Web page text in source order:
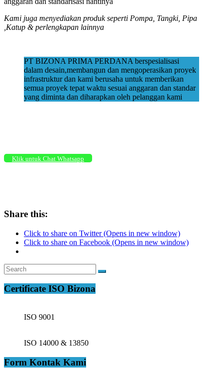
Kami juga menyediakan produk seperti Pompa, Tangki, Pipa
,Katup & perlengkapan lainnya
PT BIZONA PRIMA PERDANA berspesialisasi
dalam desain,membangun dan mengoperasikan proyek
infrastruktur dan kami berusaha untuk memberikan
semua proyek tepat waktu sesuai anggaran dan standar
yang diminta dan diharapkan oleh pelanggan kami
Klik untuk Chat Whatsapp
Share this:
Click to share on Twitter (Opens in new window)
Click to share on Facebook (Opens in new window)
Certificate ISO Bizona
ISO 9001
ISO 14000 & 13850
Form Kontak Kami